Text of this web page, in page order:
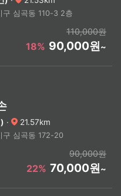
구 심곡동 110-3 2층
110,000원
18% 90,000원~
· 21.57km
구 심곡동 172-20
90,000원
22% 70,000원~